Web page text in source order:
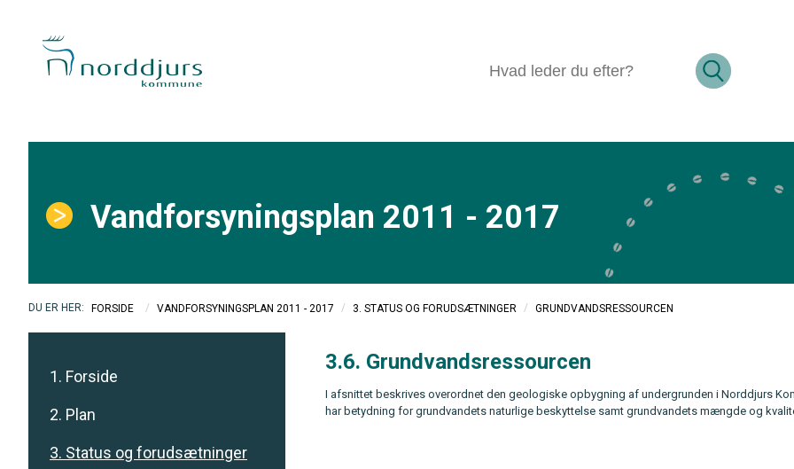
Vandforsyningsplan 2011 - 2017
FORSIDE / VANDFORSYNINGSPLAN 2011 - 2017 / 3. STATUS OG FORUDSÆTNINGER / GRUNDVANDSRESSOURCEN
1. Forside
2. Plan
3. Status og forudsætninger
3.6. Grundvandsressourcen
I afsnittet beskrives overordnet den geologiske opbygning af undergrunden i Norddjurs
har betydning for grundvandets naturlige beskyttelse samt grundvandets mængde og